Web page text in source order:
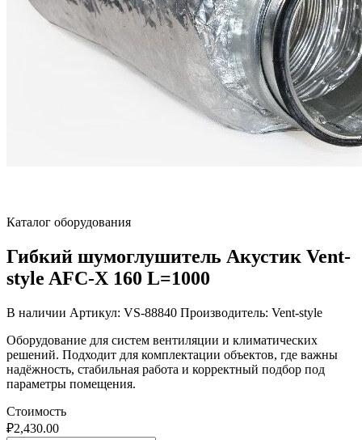
Каталог оборудования
Гибкий шумоглушитель Акустик Vent-
style AFC-X 160 L=1000
В наличии Артикул: VS-88840 Производитель: Vent-style
Оборудование для систем вентиляции и климатических
решений. Подходит для комплектации объектов, где важны
надёжность, стабильная работа и корректный подбор под
параметры помещения.
Стоимость
₽2,430.00